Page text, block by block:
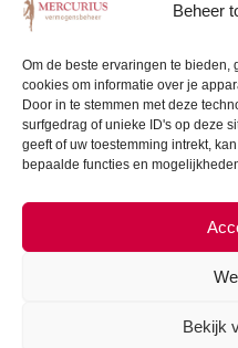
Beheer
Om de beste ervaringen te
cookies om informatie over je
Door in te stemmen met deze
surfgedrag of unieke ID's op deze
geeft of uw toestemming intrekt,
bepaalde functies en
Bekijk